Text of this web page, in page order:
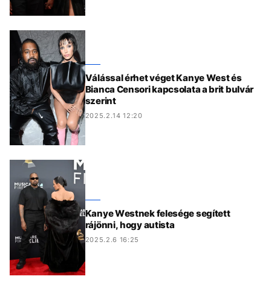
Válással érhet véget Kanye West és
Bianca Censori kapcsolata a brit bulvár
szerint
2025.2.14 12:20
Kanye Westnek felesége segített
rájönni, hogy autista
2025.2.6 16:25